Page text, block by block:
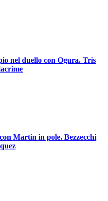
nel duello con Ogura. Tris
Martin in pole. Bezzecchi